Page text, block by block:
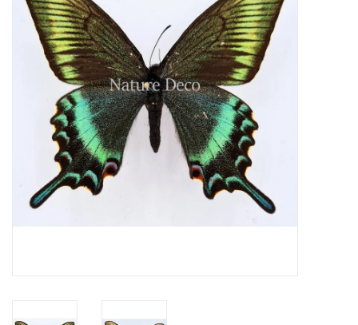
Prepareerbenodigdheden
Lijsten & Stolpen
Schedels & skeletten
Huiden & vachten